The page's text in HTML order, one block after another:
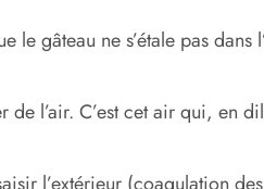
gâteau ne s’étale pas dans
l’air. C’est cet air qui, en